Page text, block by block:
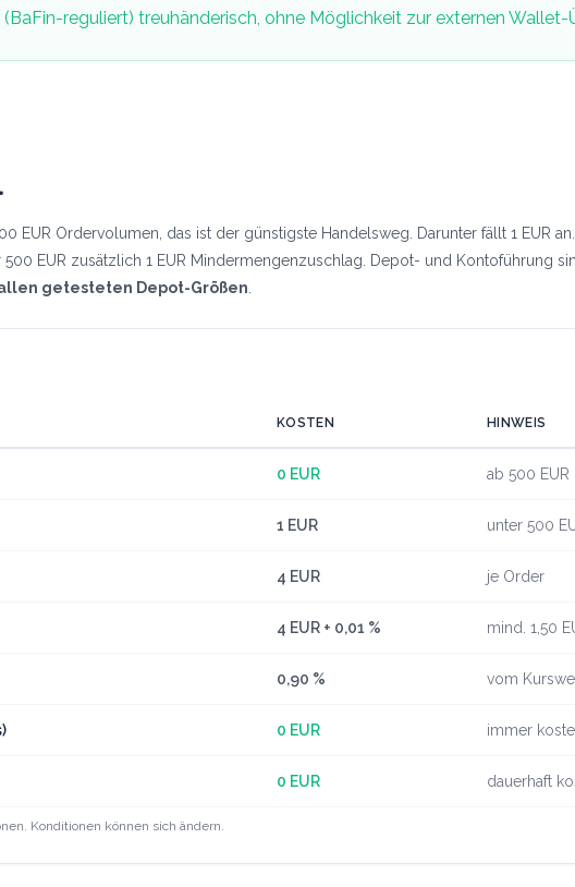
reguliert) treuhänderisch, ohne Möglichkeit zur externen Wallet-
EUR Ordervolumen, das ist der günstigste Handelsweg. Darunter fällt 1 EUR
EUR zusätzlich 1 EUR Mindermengenzuschlag. Depot- und Kontoführung
getesteten Depot-Größen.
KOSTEN HINWEIS
0 EUR ab 500
1 EUR unter 500
4 EUR je Order
4 EUR + 0,01 % mind. 1,50
0,90 % vom
0 EUR immer
0 EUR dauerhaft
Konditionen können sich ändern.